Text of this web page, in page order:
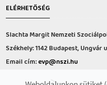
ELÉRHETŐSÉG
Slachta Margit Nemzeti
Székhely: 1142 Budapest, Ungvár
Email cím:evp@nszi.hu